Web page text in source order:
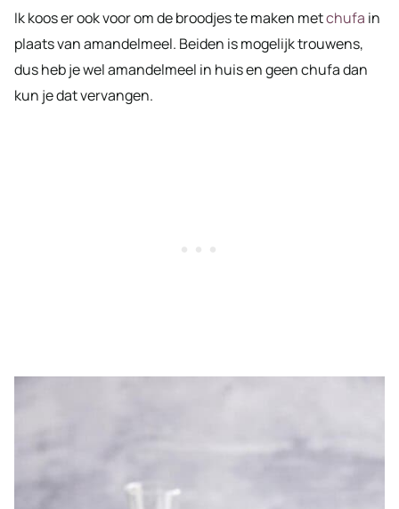
Ik koos er ook voor om de broodjes te maken metchufa in
plaats van amandelmeel. Beiden is mogelijk trouwens,
dus heb je wel amandelmeel in huis en geen chufa dan
kun je dat vervangen.